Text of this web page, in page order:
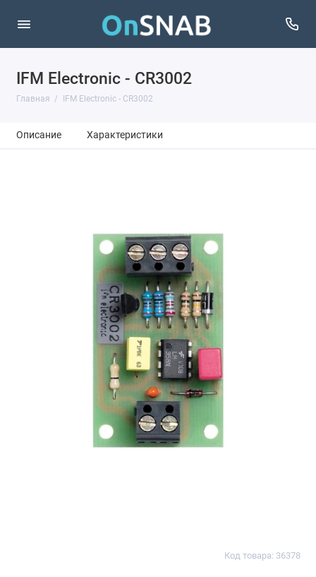
IFM Electronic - CR3002
Главная IFM Electronic - CR3002
Описание Характеристики
Код товара: 36378